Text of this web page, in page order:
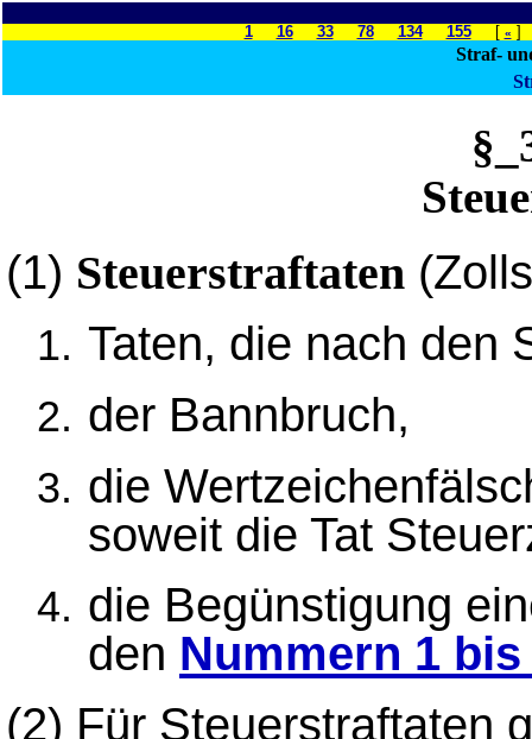
1 16 33 78 134 155[ « ]
Straf-
(1) Steuerstraftaten
Taten, die nach den
der Bannbruch,
die
soweit die Tat
die Begünstigung
den Nummern 1 bis
(2) Für Steuerstraftaten